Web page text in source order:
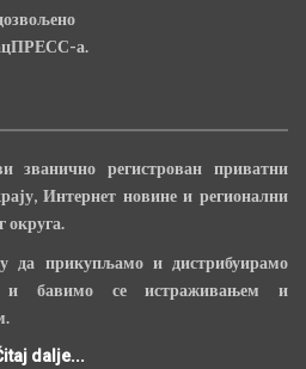
а.
регистрован приватни
Интернет новине и регионални
округа.
прикупљамо и дистрибуирамо
и бавимо се истраживањем и
dalje...